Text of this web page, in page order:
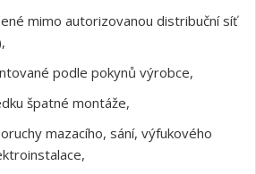
mimo autorizovanou distribuční síť
podle pokynů výrobce,
špatné montáže,
mazacího, sání, výfukového